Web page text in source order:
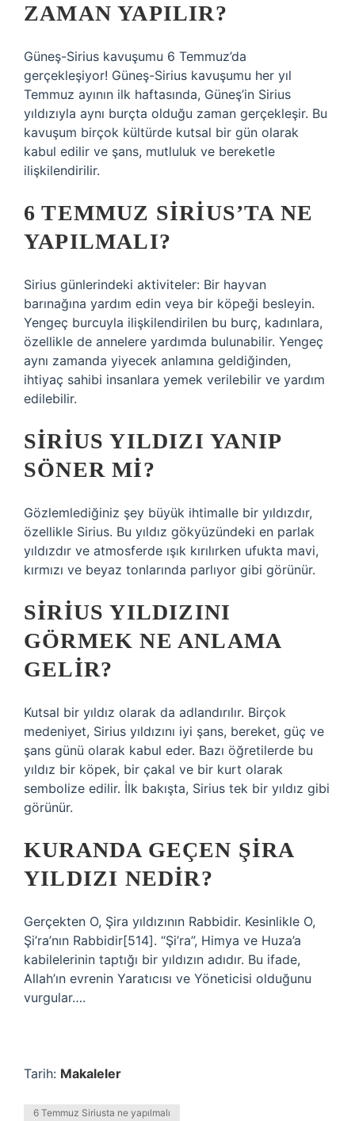
ZAMAN YAPILIR?
Güneş-Sirius kavuşumu 6 Temmuz’da
gerçekleşiyor! Güneş-Sirius kavuşumu her yıl
Temmuz ayının ilk haftasında, Güneş’in Sirius
yıldızıyla aynı burçta olduğu zaman gerçekleşir. Bu
kavuşum birçok kültürde kutsal bir gün olarak
kabul edilir ve şans, mutluluk ve bereketle
ilişkilendirilir.
6 TEMMUZ SIRIUS’TA NE
YAPILMALI?
Sirius günlerindeki aktiviteler: Bir hayvan
barınağına yardım edin veya bir köpeği besleyin.
Yengeç burcuyla ilişkilendirilen bu burç, kadınlara,
özellikle de annelere yardımda bulunabilir. Yengeç
aynı zamanda yiyecek anlamına geldiğinden,
ihtiyaç sahibi insanlara yemek verilebilir ve yardım
edilebilir.
SIRIUS YILDIZI YANIP
SÖNER MI?
Gözlemlediğiniz şey büyük ihtimalle bir yıldızdır,
özellikle Sirius. Bu yıldız gökyüzündeki en parlak
yıldızdır ve atmosferde ışık kırılırken ufukta mavi,
kırmızı ve beyaz tonlarında parlıyor gibi görünür.
SIRIUS YILDIZINI
GÖRMEK NE ANLAMA
GELIR?
Kutsal bir yıldız olarak da adlandırılır. Birçok
medeniyet, Sirius yıldızını iyi şans, bereket, güç ve
şans günü olarak kabul eder. Bazı öğretilerde bu
yıldız bir köpek, bir çakal ve bir kurt olarak
sembolize edilir. İlk bakışta, Sirius tek bir yıldız gibi
görünür.
KURANDA GEÇEN ŞIRA
YILDIZI NEDIR?
Gerçekten O, Şira yıldızının Rabbidir. Kesinlikle O,
Şi’ra’nın Rabbidir[514]. “Şi’ra”, Himya ve Huza’a
kabilelerinin taptığı bir yıldızın adıdır. Bu ifade,
Allah’ın evrenin Yaratıcısı ve Yöneticisi olduğunu
vurgular….
Tarih: Makaleler
6 Temmuz Siriusta ne yapılmalı